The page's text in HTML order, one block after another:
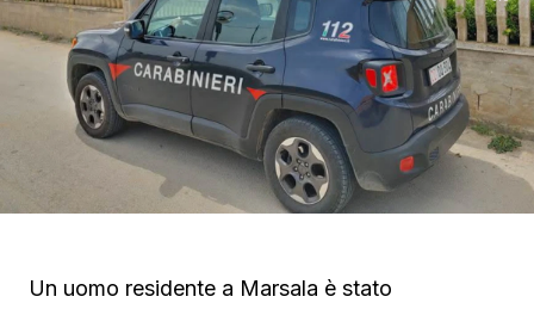
Un uomo residente a Marsala è stato